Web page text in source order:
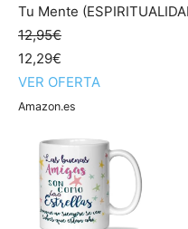
Tu Mente
12,95€
12,29€
VER OFERTA
Amazon.es